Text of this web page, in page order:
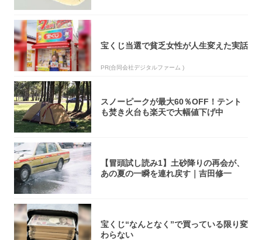
宝くじ当選で貧乏女性が人生変えた実話
PR(合同会社デジタルファーム )
スノーピークが最大60％OFF！テント
も焚き火台も楽天で大幅値下げ中
【冒頭試し読み1】土砂降りの再会が、
あの夏の一瞬を連れ戻す｜吉田修一
宝くじ“なんとなく”で買っている限り変
わらない